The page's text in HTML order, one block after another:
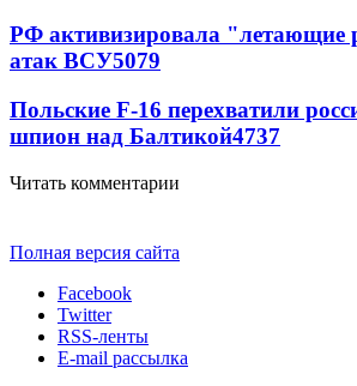
РФ активизировала "летающие
атак ВСУ5079
Польские F-16 перехватили
шпион над Балтикой4737
Читать комментарии
Полная версия сайта
Facebook
Twitter
RSS-ленты
E-mail рассылка